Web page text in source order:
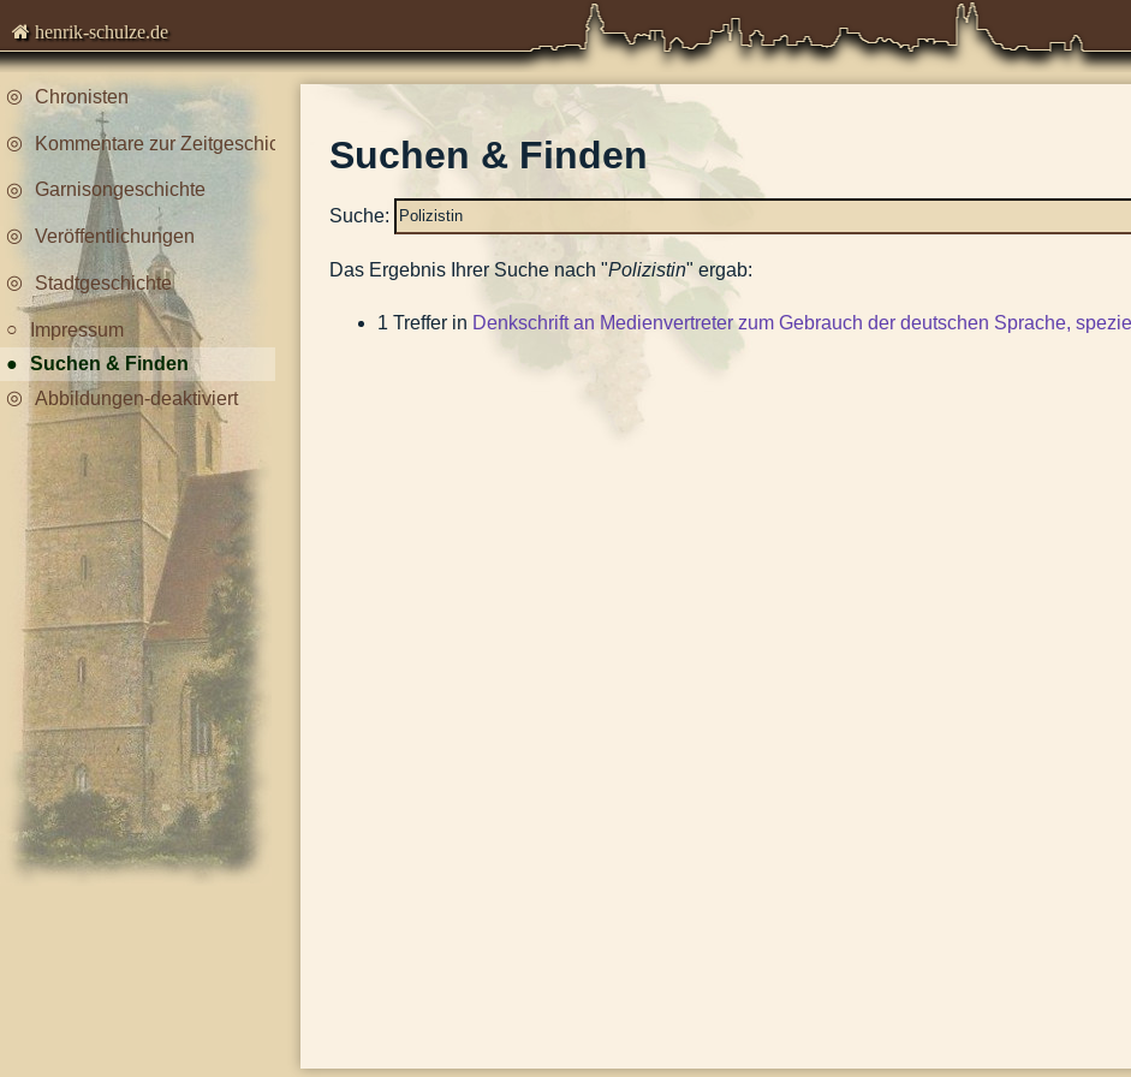
henrik-schulze.de
Chronisten
Kommentare zur Zeitgeschichte
Garnisongeschichte
Veröffentlichungen
Stadtgeschichte
Impressum
Suchen & Finden
Abbildungen-deaktiviert
Suchen & Finden
Suche:
Das Ergebnis Ihrer Suche nach "Polizistin" ergab:
1 Treffer in Denkschrift an Medienvertreter zum Gebrauch der deutschen Sprache,